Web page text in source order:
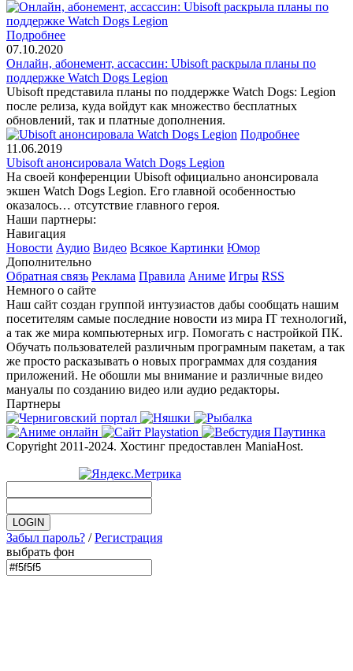
Подробнее
07.10.2020
Онлайн, абонемент, ассассин: Ubisoft раскрыла планы по
поддержке Watch Dogs Legion
Ubisoft представила планы по поддержке Watch Dogs: Legion
после релиза, куда войдут как множество бесплатных
обновлений, так и платные дополнения.
Подробнее
11.06.2019
Ubisoft анонсировала Watch Dogs Legion
На своей конференции Ubisoft официально анонсировала
экшен Watch Dogs Legion. Его главной особенностью
оказалось… отсутствие главного героя.
Наши партнеры:
Навигация
Новости Аудио Видео Всякое Картинки Юмор
Дополнительно
Обратная связь Реклама Правила Аниме Игры RSS
Немного о сайте
Наш сайт создан группой интузиастов дабы сообщать нашим
посетителям самые последние новости из мира IT технологий,
а так же мира компьютерных игр. Помогать с настройкой ПК.
Обучать пользователей различным програмным пакетам, а так
же просто расказывать о новых программах для создания
приложений. Не обошли мы внимание и различные видео
мануалы по созданию видео или аудио редакторы.
Партнеры
Copyright 2011-2024. Хостинг предоставлен ManiaHost.
Забыл пароль? /Регистрация
выбрать фон